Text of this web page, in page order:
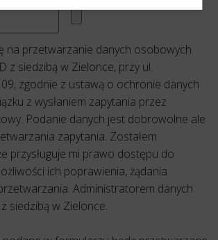
na przetwarzanie danych osobowych
z siedzibą w Zielonce, przy ul.
zgodnie z ustawą o ochronie danych
z wysłaniem zapytania przez
Podanie danych jest dobrowolne ale
zapytania. Zostałem
przysługuje mi prawo dostępu do
ich poprawienia, żądania
Administratorem danych
siedzibą w Zielonce.